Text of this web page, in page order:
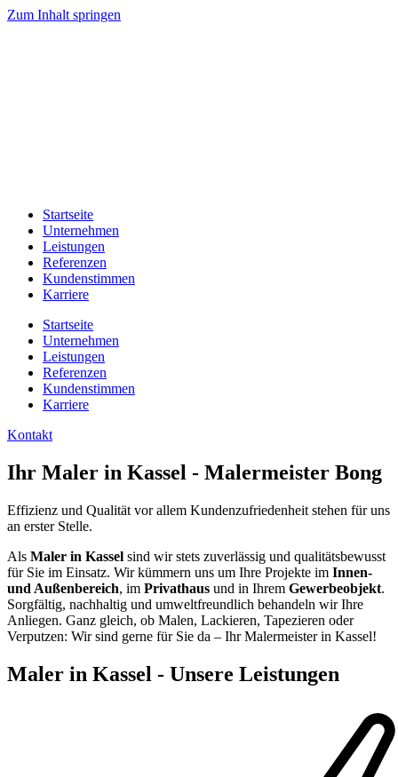
Zum Inhalt springen
Startseite
Unternehmen
Leistungen
Referenzen
Kundenstimmen
Karriere
Startseite
Unternehmen
Leistungen
Referenzen
Kundenstimmen
Karriere
Kontakt
Ihr Maler in Kassel - Malermeister Bong
Effizienz und Qualität vor allem Kunden­zufrieden­heit stehen für uns
an erster Stelle.
Als Maler in Kassel sind wir stets zuverlässig und qualitätsbewusst
für Sie im Einsatz. Wir kümmern uns um Ihre Projekte im Innen-
und Außenbereich, im Privathaus und in Ihrem Gewerbeobjekt.
Sorgfältig, nachhaltig und umweltfreundlich behandeln wir Ihre
Anliegen. Ganz gleich, ob Malen, Lackieren, Tapezieren oder
Verputzen: Wir sind gerne für Sie da – Ihr Malermeister in Kassel!
Maler in Kassel - Unsere Leistungen